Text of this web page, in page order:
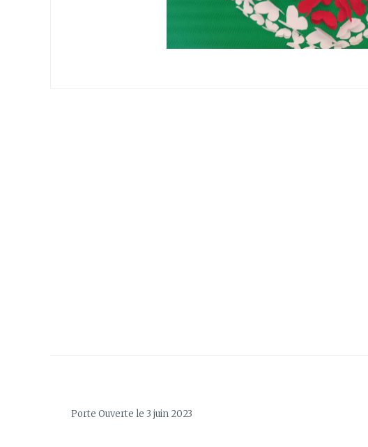
Porte Ouverte le 3 juin 2023